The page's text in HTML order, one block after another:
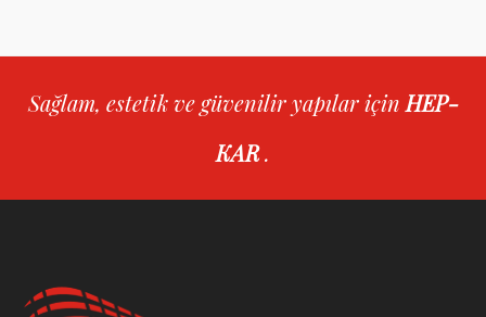
Sağlam, estetik ve güvenilir yapılar için HEP-
KAR.